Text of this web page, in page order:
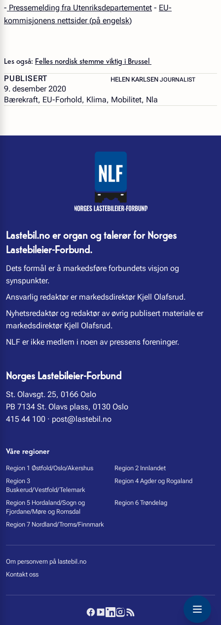
- Pressemelding fra Utenriksdepartementet - EU-
kommisjonens nettsider (på engelsk)
Les også: Felles nordisk stemme viktig i Brussel
PUBLISERT
9. desember 2020
HELEN KARLSEN – JOURNALIST
JOURNALIST
Bærekraft, EU-Forhold, Klima, Mobilitet, Nla
Lastebil.no er organ og talerør for Norges
Lastebileier-Forbund.
Dets formål er å markedsføre forbundets visjon og
synspunkter.
Ansvarlig redaktør er markedsdirektør Kjell Olafsrud.
Nyhetsredaktør og redaktør av øvrig publisert materiale er
markedsdirektør Kjell Olafsrud.
NLF er ikke medlem i noen av pressens foreninger.
Norges Lastebileier-Forbund
St. Olavsgt. 25, 0166 Oslo
PB 7134 St. Olavs plass, 0130 Oslo
415 44 100 · post@lastebil.no
Våre regioner
Region 1 Østfold/Oslo/Akershus
Region 2 Innlandet
Region 3
Buskerud/Vestfold/Telemark
Region 4 Agder og Rogaland
Region 5 Hordaland/Sogn og
Fjordane/Møre og Romsdal
Region 6 Trøndelag
Region 7 Nordland/Troms/Finnmark
Om personvern på lastebil.no
Kontakt oss